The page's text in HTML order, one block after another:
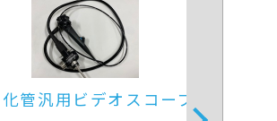
上部消化管汎用ビデオスコープ